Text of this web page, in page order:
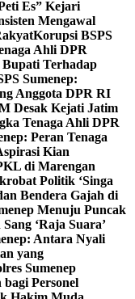
Es” Kejari
Mengawal
Korupsi BSPS
Ahli DPR
Terhadap
Sumenep:
Anggota DPR RI
Desak Kejati Jatim
Tenaga Ahli DPR
Peran Tenaga
Kian
di Marengan
Politik ‘Singa
Bendera Gajah di
Menuju Puncak
‘Raja Suara’
Antara Nyali
yang
Sumenep
Personel